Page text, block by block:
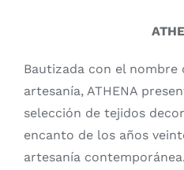
Bautizada con el nombre
artesanía, ATHENA
selección de tejidos
encanto de los años
artesanía